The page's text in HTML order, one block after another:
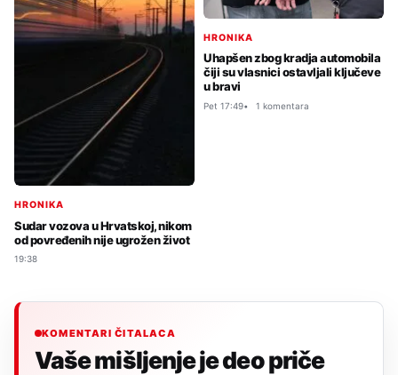
HRONIKA
Sudar vozova u Hrvatskoj, nikom
od povređenih nije ugrožen život
19:38
HRONIKA
Uhapšen zbog kradja automobila
čiji su vlasnici ostavljali ključeve
u bravi
Pet 17:49 1 komentara
KOMENTARI ČITALACA
Vaše mišljenje je deo priče